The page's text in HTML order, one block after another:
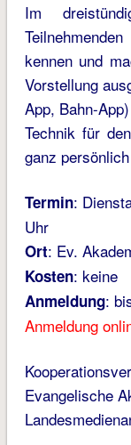
Im
kennen und
Vorstellung
App, Bahn-
Technik für
ganz
Termin:
Uhr
Ort: Ev.
Kosten: keine
Anmeldung:
Anmeldung
Evangelische